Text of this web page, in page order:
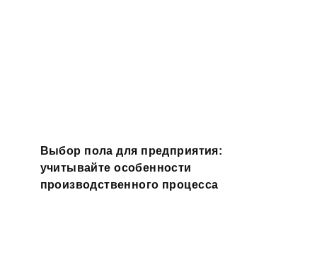
Выбор пола для предприятия:
учитывайте особенности
производственного процесса